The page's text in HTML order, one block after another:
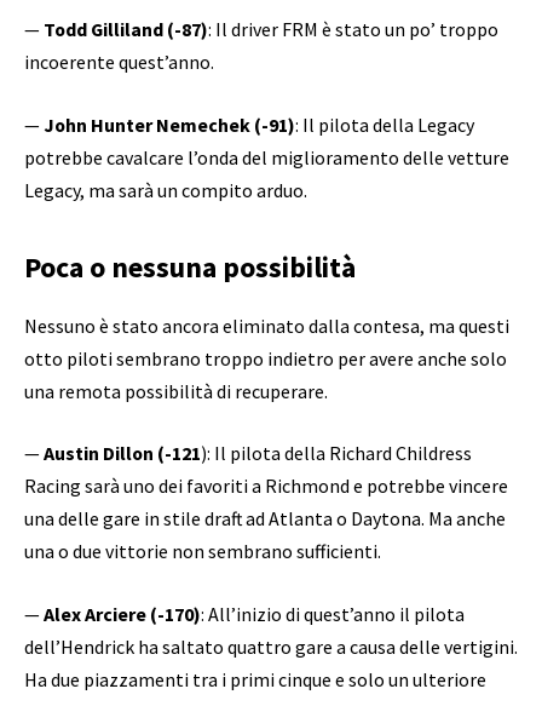
— Todd Gilliland (-87): Il driver FRM è stato un po’ troppo
incoerente quest’anno.
— John Hunter Nemechek (-91): Il pilota della Legacy
potrebbe cavalcare l’onda del miglioramento delle vetture
Legacy, ma sarà un compito arduo.
Poca o nessuna possibilità
Nessuno è stato ancora eliminato dalla contesa, ma questi
otto piloti sembrano troppo indietro per avere anche solo
una remota possibilità di recuperare.
— Austin Dillon (-121): Il pilota della Richard Childress
Racing sarà uno dei favoriti a Richmond e potrebbe vincere
una delle gare in stile draft ad Atlanta o Daytona. Ma anche
una o due vittorie non sembrano sufficienti.
— Alex Arciere (-170): All’inizio di quest’anno il pilota
dell’Hendrick ha saltato quattro gare a causa delle vertigini.
Ha due piazzamenti tra i primi cinque e solo un ulteriore